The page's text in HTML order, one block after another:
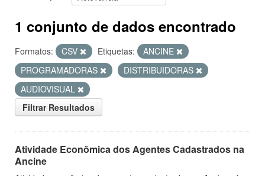
1 conjunto de dados encontrado
Formatos: CSV Etiquetas:
ANCINE
PROGRAMADORAS
DISTRIBUIDORAS
AUDIOVISUAL
Filtrar Resultados
Atividade Econômica dos Agentes Cadastrados na
Ancine